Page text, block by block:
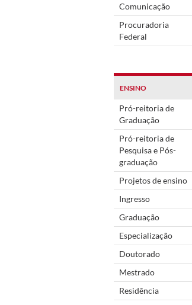
Comunicação
Procuradoria
Federal
ENSINO
Pró-reitoria de
Graduação
Pró-reitoria de
Pesquisa e Pós-
graduação
Projetos de ensino
Ingresso
Graduação
Especialização
Doutorado
Mestrado
Residência